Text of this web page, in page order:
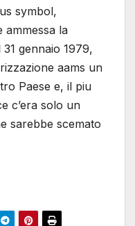
symbol,
ammessa la
gennaio 1979,
aams un
Paese e, il piu
c’era solo un
sarebbe scemato